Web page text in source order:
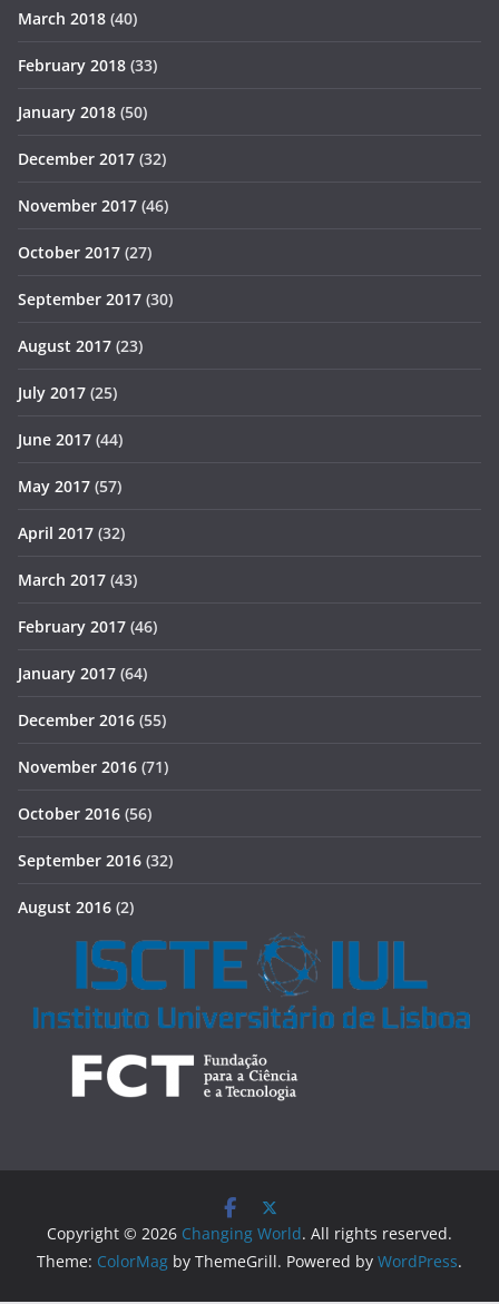
March 2018 (40)
February 2018 (33)
January 2018 (50)
December 2017 (32)
November 2017 (46)
October 2017 (27)
September 2017 (30)
August 2017 (23)
July 2017 (25)
June 2017 (44)
May 2017 (57)
April 2017 (32)
March 2017 (43)
February 2017 (46)
January 2017 (64)
December 2016 (55)
November 2016 (71)
October 2016 (56)
September 2016 (32)
August 2016 (2)
Copyright © 2026 Changing World. All rights reserved.
Theme: ColorMag by ThemeGrill. Powered by WordPress.